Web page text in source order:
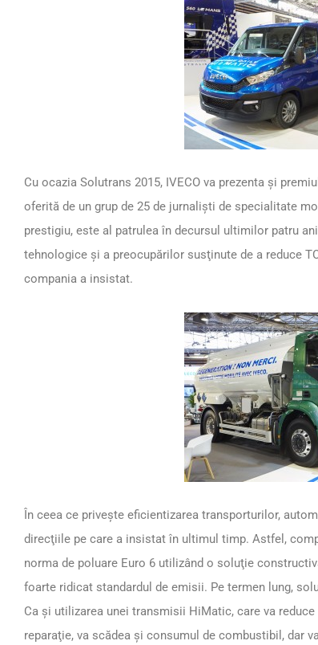
Cu ocazia Solutrans 2015, IVECO va prezenta şi
oferită de un grup de 25 de jurnalişti de specialitate
prestigiu, este al patrulea în decursul ultimilor patru
tehnologice şi a preocupărilor susţinute de a reduce
compania a insistat.
În ceea ce priveşte eficientizarea transporturilor,
direcţiile pe care a insistat în ultimul timp. Astfel,
norma de poluare Euro 6 utilizând o soluţie
foarte ridicat standardul de emisii. Pe termen lung,
Ca şi utilizarea unei transmisii HiMatic, care va
reparaţie, va scădea şi consumul de combustibil, dar